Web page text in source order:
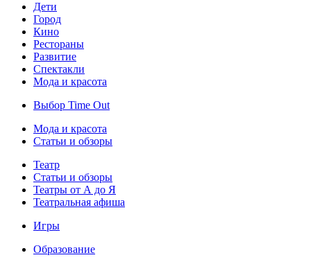
Дети
Город
Кино
Рестораны
Развитие
Спектакли
Мода и красота
Выбор Time Out
Мода и красота
Статьи и обзоры
Театр
Статьи и обзоры
Театры от А до Я
Театральная афиша
Игры
Образование